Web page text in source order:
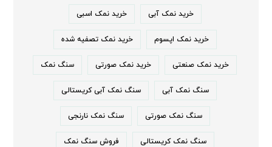
خرید نمک آبی خرید نمک اسبی
خرید نمک اپسوم خرید نمک تصفیه شده
خرید نمک صنعتی خرید نمک صورتی سنگ نمک
سنگ نمک آبی سنگ نمک آبی کریستالی
سنگ نمک صورتی سنگ نمک نارنجی
سنگ نمک کریستالی فروش سنگ نمک